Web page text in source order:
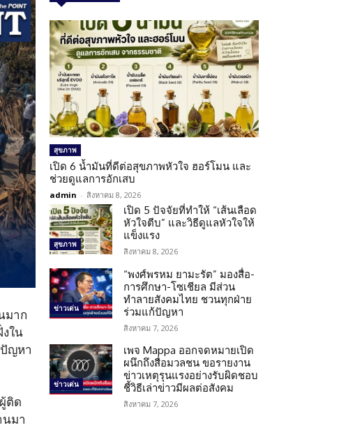
มาก
ใน
ญหา
ติด
นมา
สุขภาพ
เปิด 6 น้ำมันที่ดีต่อสุขภาพหัวใจ ฮอร์โมน และ
ช่วยดูแลการอักเสบ
admin - สิงหาคม 8, 2026
สุขภาพ
เปิด 5 ปัจจัยที่ทำให้ “เส้นเลือด
หัวใจตีบ” และวิธีดูแลหัวใจให้
แข็งแรง
สิงหาคม 8, 2026
ข่าวเด่น
“พงศ์พรหม ยามะรัต” มองสื่อ-
การศึกษา-โซเชียล มีส่วน
ทำลายสังคมไทย ชวนทุกฝ่าย
ร่วมแก้ปัญหา
สิงหาคม 7, 2026
ข่าวเด่น
เพจ Mappa ออกจดหมายเปิด
ผนึกถึงสื่อมวลชน ขอรายงาน
ข่าวเหตุรุนแรงอย่างรับผิดชอบ
ชี้วิธีเล่าข่าวมีผลต่อสังคม
สิงหาคม 7, 2026